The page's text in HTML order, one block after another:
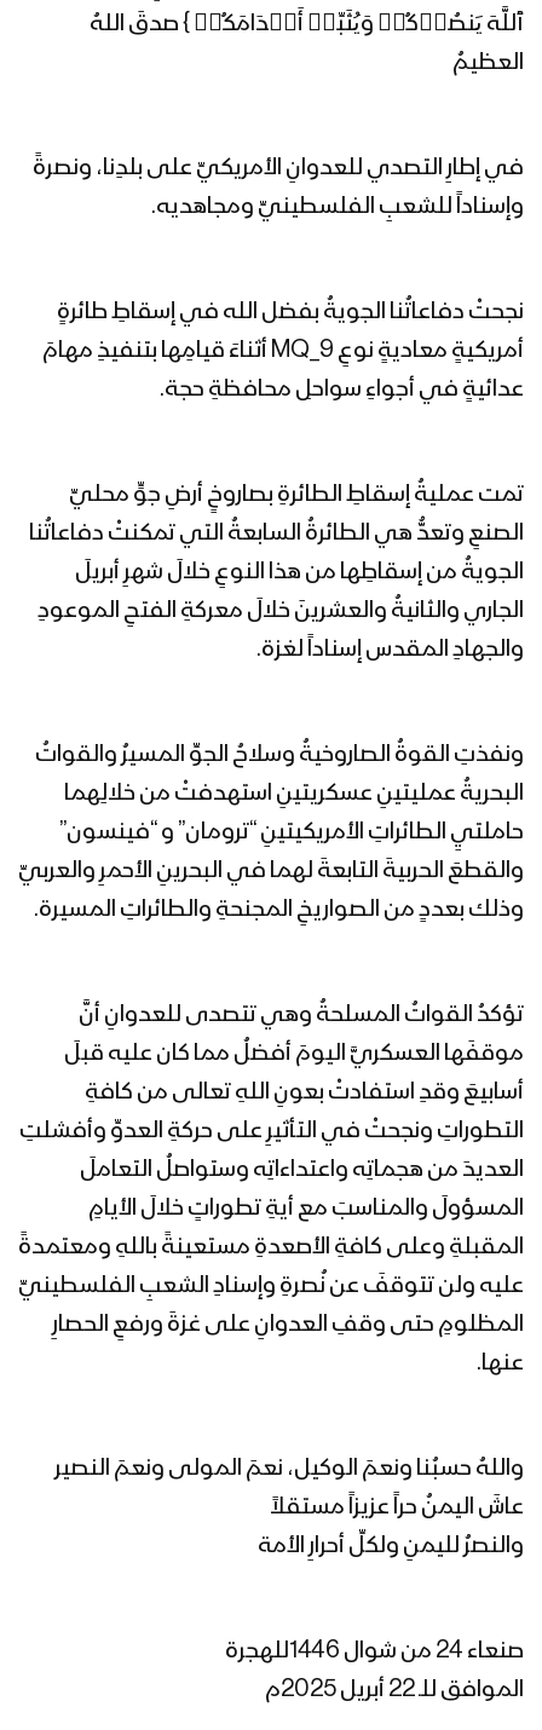
ٱللَّهَ یَنصُرۡكُمۡ وَیُثَبِّتۡ أَقۡدَامَكُمۡ } صدقَ اللهُ
العظيمُ
في إطارِ التصدي للعدوانِ الأمريكيِّ على بلدِنا، ونصرةً
وإسناداً للشعبِ الفلسطينيِّ ومجاهديه.
نجحتْ دفاعاتُنا الجويةُ بفضل الله في إسقاطِ طائرةٍ
أمريكيةٍ معاديةٍ نوعِ MQ_9 أثناءَ قيامِها بتنفيذِ مهامَ
عدائيةٍ في أجواءِ سواحلِ محافظةِ حجة.
تمت عمليةُ إسقاطِ الطائرةِ بصاروخٍ أرضِ جوٍّ محليِّ
الصنعِ وتعدُّ هي الطائرةُ السابعةُ التي تمكنتْ دفاعاتُنا
الجويةُ من إسقاطِها من هذا النوعِ خلالَ شهرِ أبريلَ
الجاري والثانيةُ والعشرينَ خلالَ معركةِ الفتحِ الموعودِ
والجهادِ المقدس إسناداً لغزة.
ونفذتِ القوةُ الصاروخيةُ وسلاحُ الجوِّ المسيرُ والقواتُ
البحريةُ عمليتينِ عسكريتينِ استهدفتْ من خلالِهما
حاملتيِ الطائراتِ الأمريكيتينِ “ترومان” و “فينسون”
والقطعَ الحربيةَ التابعةَ لهما في البحرينِ الأحمرِ والعربيِّ
وذلك بعددٍ من الصواريخِ المجنحةِ والطائراتِ المسيرة.
تؤكدُ القواتُ المسلحةُ وهي تتصدى للعدوانِ أنَّ
موقفَها العسكريَّ اليومَ أفضلُ مما كان عليه قبلَ
أسابيعَ وقدِ استفادتْ بعونِ اللهِ تعالى من كافةِ
التطوراتِ ونجحتْ في التأثيرِ على حركةِ العدوِّ وأفشلتِ
العديدَ من هجماتِه واعتداءاتِه وستواصلُ التعاملَ
المسؤولَ والمناسبَ مع أيةِ تطوراتٍ خلالَ الأيامِ
المقبلةِ وعلى كافةِ الأصعدةِ مستعينةً باللهِ ومعتمدةً
عليه ولن تتوقفَ عن نُصرةِ وإسنادِ الشعبِ الفلسطينيِّ
المظلومِ حتى وقفِ العدوانِ على غزةَ ورفعِ الحصارِ
عنها.
واللهُ حسبُنا ونعمَ الوكيل، نعمَ المولى ونعمَ النصير
عاشَ اليمنُ حراً عزيزاً مستقلاً
والنصرُ لليمنِ ولكلِّ أحرارِ الأمة
صنعاء 24 من شوال 1446للهجرة
الموافق للـ 22 أبريل 2025م